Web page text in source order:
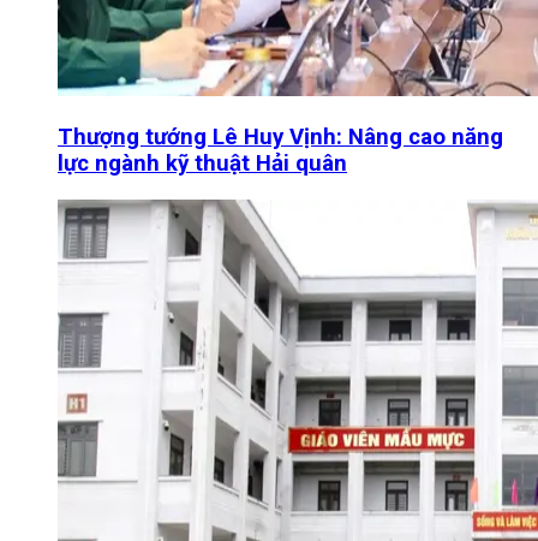
Thượng tướng Lê Huy Vịnh: Nâng cao năng
lực ngành kỹ thuật Hải quân